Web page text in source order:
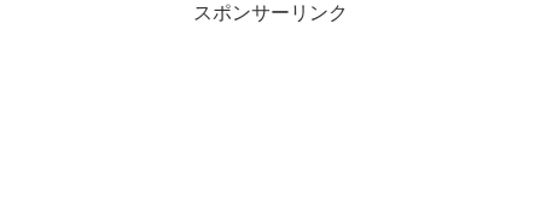
スポンサーリンク